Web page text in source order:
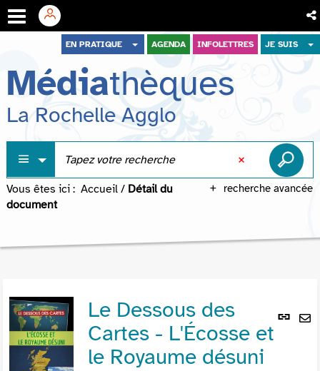
menu
contenu
recherche
EN PRATIQUE AGENDA INFOLETTRES JE SUIS
Médiathèques
La Rochelle Agglo
recherche avancée
Vous êtes ici : Accueil / Détail du
document
Lien
Le Dessous des
Cartes - L'Écosse et
le Royaume désuni